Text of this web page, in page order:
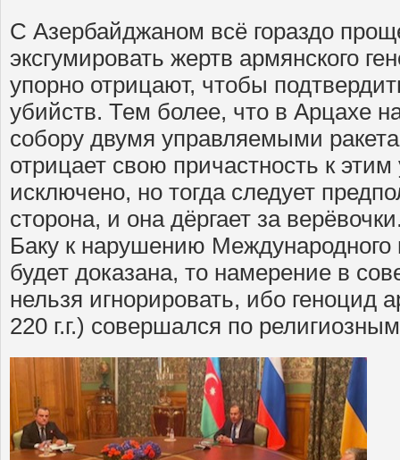
С Азербайджаном всё гораздо
эксгумировать жертв армянского
упорно отрицают, чтобы
убийств. Тем более, что в Арцахе
собору двумя управляемыми
отрицает свою причастность к
исключено, но тогда следует
сторона, и она дёргает за
Баку к нарушению Международного
будет доказана, то намерение в
нельзя игнорировать, ибо геноцид
220 г.г.) совершался по